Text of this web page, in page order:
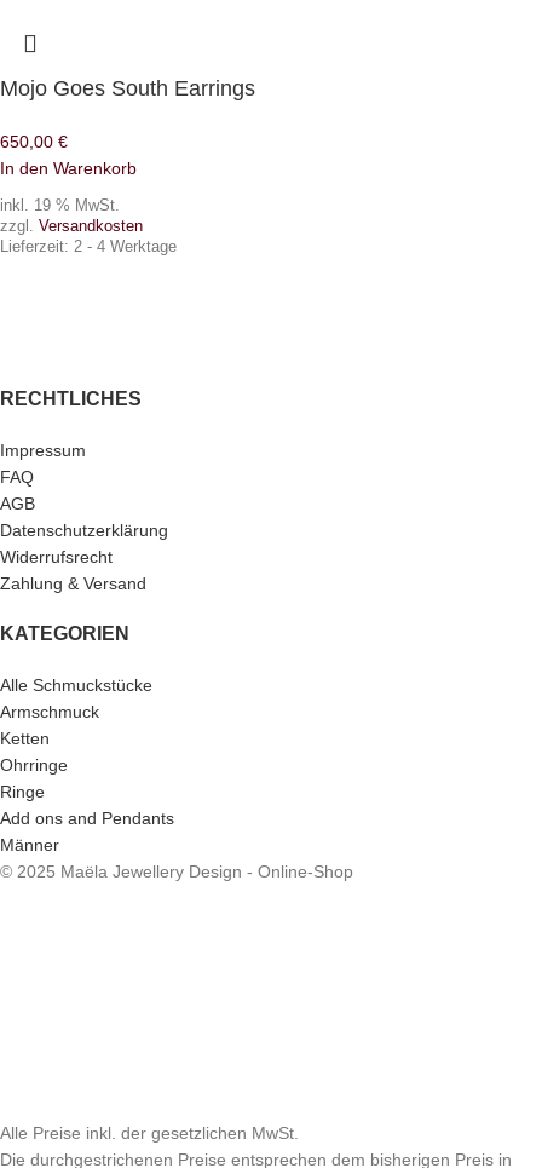
Mojo Goes South Earrings
650,00 €
In den Warenkorb
inkl. 19 % MwSt.
zzgl. Versandkosten
Lieferzeit: 2 - 4 Werktage
RECHTLICHES
Impressum
FAQ
AGB
Datenschutzerklärung
Widerrufsrecht
Zahlung & Versand
KATEGORIEN
Alle Schmuckstücke
Armschmuck
Ketten
Ohrringe
Ringe
Add ons and Pendants
Männer
© 2025 Maëla Jewellery Design - Online-Shop
Alle Preise inkl. der gesetzlichen MwSt.
Die durchgestrichenen Preise entsprechen dem bisherigen Preis in